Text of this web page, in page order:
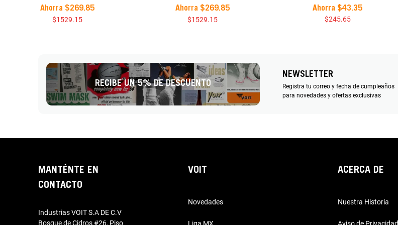
Ahorra $269.85
$1529.15
Ahorra $269.85
$1529.15
Ahorra $43.35
$245.65
RECIBE UN 5% DE DESCUENTO
NEWSLETTER
Registra tu correo y fecha de cumpleaños
para novedades y ofertas exclusivas
MANTÉNTE EN
CONTACTO
Industrias VOIT S.A DE C.V
Bosque de Cidros #26, Piso
VOIT
Novedades
ACERCA DE
Nuestra Historia